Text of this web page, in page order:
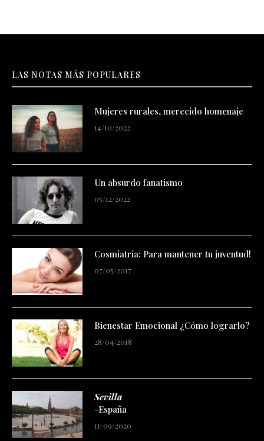
LAS NOTAS MÁS POPULARES
Mujeres rurales, merecido homenaje
14/10/2022
Un absurdo fanatismo
05/12/2022
Cosmiatría: Para mantener tu juventud!
07/05/2017
Bienestar Emocional ¿Cómo lograrlo?
28/04/2018
Sevilla
-España
11/09/2020